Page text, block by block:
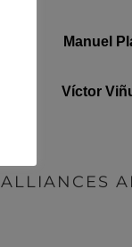
Manuel
Víctor
ALLIANCES